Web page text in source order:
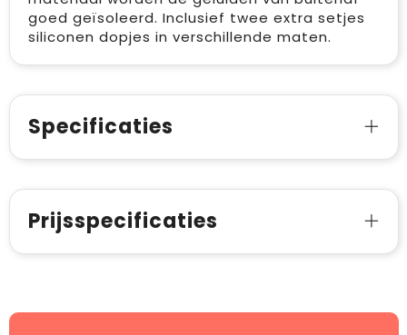
goed geïsoleerd. Inclusief twee extra setjes
siliconen dopjes in verschillende maten.
Specificaties
Prijsspecificaties